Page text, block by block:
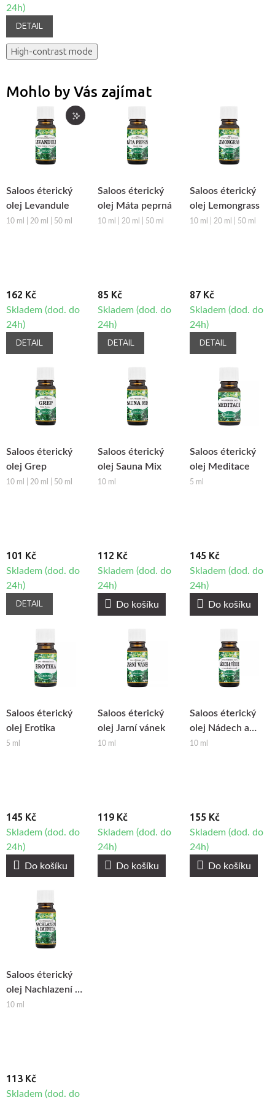
24h)
DETAIL
High-contrast mode
Mohlo by Vás zajímat
Saloos éterický
olej Levandule
10 ml | 20 ml | 50 ml
162 Kč
Skladem (dod. do
24h)
DETAIL
Saloos éterický
olej Máta peprná
10 ml | 20 ml | 50 ml
85 Kč
Skladem (dod. do
24h)
DETAIL
Saloos éterický
olej Lemongrass
10 ml | 20 ml | 50 ml
87 Kč
Skladem (dod. do
24h)
DETAIL
Saloos éterický
olej Grep
10 ml | 20 ml | 50 ml
101 Kč
Skladem (dod. do
24h)
DETAIL
Saloos éterický
olej Sauna Mix
10 ml
112 Kč
Skladem (dod. do
24h)
Do košíku
Saloos éterický
olej Meditace
5 ml
145 Kč
Skladem (dod. do
24h)
Do košíku
Saloos éterický
olej Erotika
5 ml
145 Kč
Skladem (dod. do
24h)
Do košíku
Saloos éterický
olej Jarní vánek
10 ml
119 Kč
Skladem (dod. do
24h)
Do košíku
Saloos éterický
olej Nádech a
výdech
10 ml
155 Kč
Skladem (dod. do
24h)
Do košíku
Saloos éterický
olej Nachlazení &
Imunita
10 ml
113 Kč
Skladem (dod. do